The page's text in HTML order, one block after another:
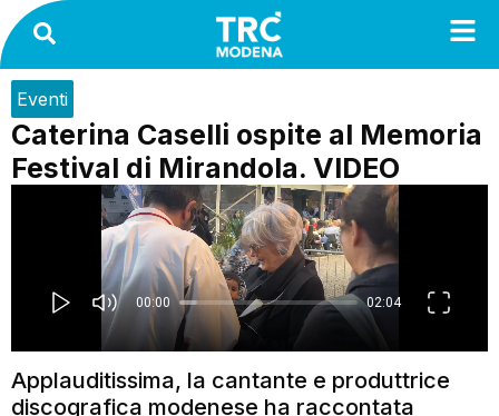
Eventi
Caterina Caselli ospite al Memoria
Festival di Mirandola. VIDEO
Applauditissima, la cantante e produttrice
discografica modenese ha raccontata